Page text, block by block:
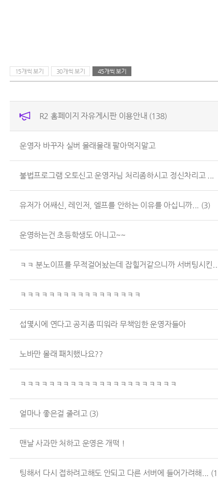
15개씩 보기 30개씩 보기 45개씩 보기
R2 홈페이지 자유게시판 이용안내 (138)
운영자 바꾸자 실버 몰래몰래 팔아먹지말고
불법프로그램 오토신고 운영자님 처리좀하시고 정신차리고 ...
유저가 어쌔신, 레인저, 엘프를 안하는 이유를 아십니까... (3)
운영하는건 초등학생도 아니고~~
ㅋㅋ 분노이프를 무적걸어놨는데 잡힐거같으니까 서버팅시킨
ㅋㅋㅋㅋㅋㅋㅋㅋㅋㅋㅋㅋㅋㅋㅋㅋㅋ
섭몇시에 연다고 공지좀 띠워라 무책임한 운영자들아
노바만 몰래 패치했나요??
ㅋㅋㅋㅋㅋㅋㅋㅋㅋㅋㅋㅋㅋㅋㅋㅋㅋㅋㅋㅋㅋㅋ
얼마나 좋은걸 줄려고 (3)
맨날 사과만 처하고 운영은 개떡 !
팅해서 다시 접하려고해도 안되고 다른 서버에 들어가려해...